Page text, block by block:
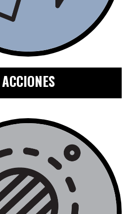
ACCIONES